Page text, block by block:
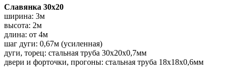
Славянка 30х20
ширина: 3м
высота: 2м
длина: от 4м
шаг дуги: 0,67м (усиленная)
дуги, торец: стальная труба 30х20х0,7мм
двери и форточки, прогоны: стальная труба 18х18х0,6мм